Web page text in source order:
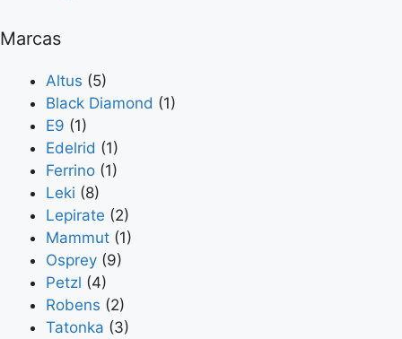
Marcas
Altus (5)
Black Diamond (1)
E9 (1)
Edelrid (1)
Ferrino (1)
Leki (8)
Lepirate (2)
Mammut (1)
Osprey (9)
Petzl (4)
Robens (2)
Tatonka (3)